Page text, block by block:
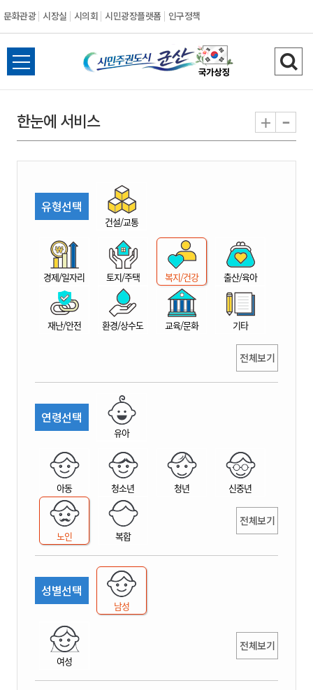
문화관광 시장실 시의회 시민광장플랫폼 인구정책
시
민
권
시
산
전
체
뉴
열
검
색
기
한눈에 서비스 + -
유형선택
건설/교통
경제/일자리 토지/주택 복지/건강 출산/육아
재난/안전 환경/상수도 교육/문화 기타
전체보기
연령선택
유아
아동 청소년 청년 신중년
노인 복합
전체보기
성별선택
남성
여성
전체보기